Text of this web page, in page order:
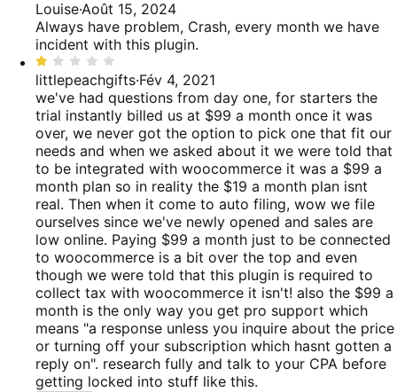
1
sur
5
Louise·Août 15, 2024
Always have problem, Crash, every month we have
incident with this plugin.
Noté
1
sur
5
littlepeachgifts·Fév 4, 2021
we've had questions from day one, for starters the
trial instantly billed us at $99 a month once it was
over, we never got the option to pick one that fit our
needs and when we asked about it we were told that
to be integrated with woocommerce it was a $99 a
month plan so in reality the $19 a month plan isnt
real. Then when it come to auto filing, wow we file
ourselves since we've newly opened and sales are
low online. Paying $99 a month just to be connected
to woocommerce is a bit over the top and even
though we were told that this plugin is required to
collect tax with woocommerce it isn't! also the $99 a
month is the only way you get pro support which
means "a response unless you inquire about the price
or turning off your subscription which hasnt gotten a
reply on". research fully and talk to your CPA before
getting locked into stuff like this.